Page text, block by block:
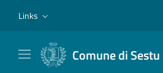
Links
Comune di Sestu